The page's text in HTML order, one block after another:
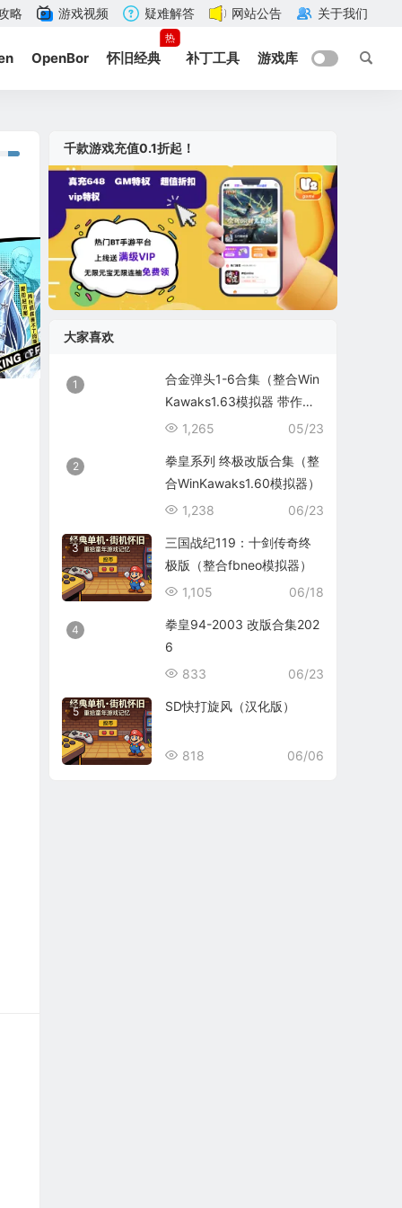
略 游戏视频 疑难解答 网站公告 关于我们
OpenBor 怀旧经典
热
补丁工具 游戏库
千款游戏充值0.1折起！
大家喜欢
1
合金弹头1-6合集（整合Win
Kawaks1.63模拟器 带作弊
码）
05/23
1,265
2
拳皇系列 终极改版合集（整
合WinKawaks1.60模拟器）
06/23
1,238
3
三国战纪119：十剑传奇终
极版（整合fbneo模拟器）
06/18
1,105
4
拳皇94-2003 改版合集202
6
06/23
833
5 SD快打旋风（汉化版）
06/06
818